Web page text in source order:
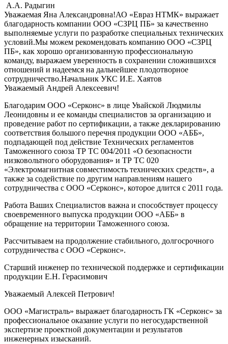
А.А. Радыгин
Уважаемая Яна Александровна!АО «Евраз НТМК» выражает
благодарность компании ООО «СЗРЦ ПБ» за качественно
выполняемые услуги по разработке специальных технических
условий.Мы можем рекомендовать компанию ООО «СЗРЦ
ПБ», как хорошо организованную профессиональную
команду, выражаем уверенность в сохранении сложившихся
отношений и надеемся на дальнейшее плодотворное
сотрудничество.Начальник УКС И.Е. Хаятов
Уважаемый Андрей Алексеевич!
Благодарим ООО «Серконс» в лице Увайской Людмилы
Леонидовны и ее команды специалистов за организацию и
проведение работ по сертификации, а также декларированию
соответствия большого перечня продукции ООО «АББ»,
подпадающей под действие Технических регламентов
Таможенного союза ТР ТС 004/2011 «О безопасности
низковольтного оборудования» и ТР ТС 020
«Электромагнитная совместимость технических средств», а
также за содействие по другим направлениям нашего
сотрудничества с ООО «Серконс», которое длится с 2011 года.
Работа Ваших Специалистов важна и способствует процессу
своевременного выпуска продукции ООО «АББ» в
обращение на территории Таможенного союза.
Рассчитываем на продолжение стабильного, долгосрочного
сотрудничества с ООО «Серконс».
Старший инженер по технической поддержке и сертификации
продукции Е.Н. Герасимович
Уважаемый Алексей Петрович!
ООО «Магистраль» выражает благодарность ГК «Серконс» за
профессиональное оказание услуги по негосударственной
экспертизе проектной документации и результатов
инженерных изысканий.